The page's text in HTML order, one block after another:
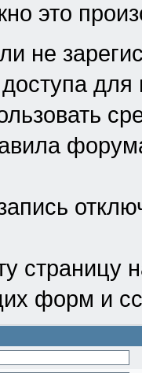
это
не
форм и